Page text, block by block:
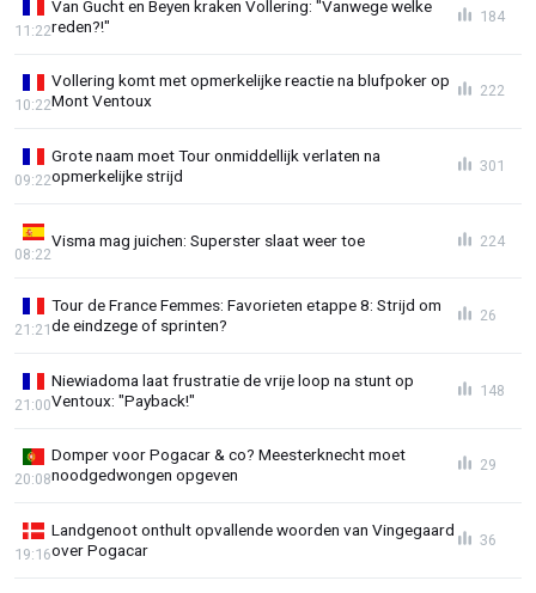
Van Gucht en Beyen kraken Vollering: "Vanwege welke
reden?!"
11:22
184
Vollering komt met opmerkelijke reactie na blufpoker op
Mont Ventoux
10:22
222
Grote naam moet Tour onmiddellijk verlaten na
opmerkelijke strijd
09:22
301
Visma mag juichen: Superster slaat weer toe
08:22
224
Tour de France Femmes: Favorieten etappe 8: Strijd om
de eindzege of sprinten?
21:21
26
Niewiadoma laat frustratie de vrije loop na stunt op
Ventoux: "Payback!"
21:00
148
Domper voor Pogacar & co? Meesterknecht moet
noodgedwongen opgeven
20:08
29
Landgenoot onthult opvallende woorden van Vingegaard
over Pogacar
19:16
36